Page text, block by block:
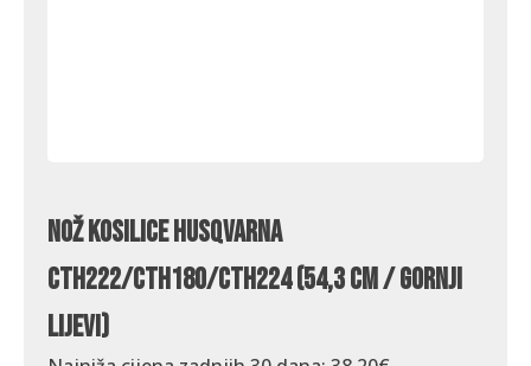
Nož kosilice Husqvarna
CTH222/CTH180/CTH224 (54,3 cm / gornji
lijevi)